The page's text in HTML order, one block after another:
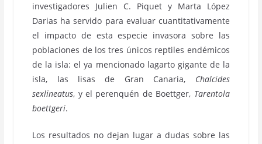
investigadores Julien C. Piquet y Marta López
Darias ha servido para evaluar cuantitativamente
el impacto de esta especie invasora sobre las
poblaciones de los tres únicos reptiles endémicos
de la isla: el ya mencionado lagarto gigante de la
isla, las lisas de Gran Canaria, Chalcides
sexlineatus, y el perenquén de Boettger, Tarentola
boettgeri.
Los resultados no dejan lugar a dudas sobre las